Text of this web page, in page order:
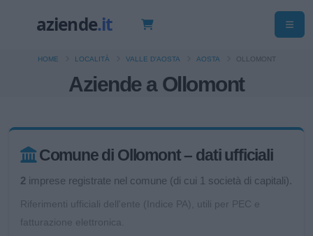
Aziende a Ollomont
HOME LOCALITÀ VALLE D'AOSTA AOSTA OLLOMONT
Comune di Ollomont – dati ufficiali
2 imprese registrate nel comune (di cui 1 società di capitali).
Riferimenti ufficiali dell'ente (Indice PA), utili per PEC e
fatturazione elettronica.